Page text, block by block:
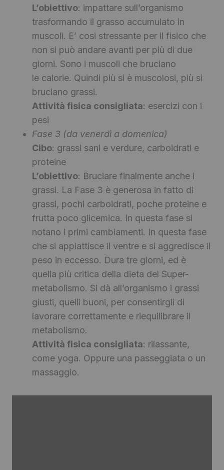
L’obiettivo: impattare sull’organismo
trasformando il grasso accumulato in
muscoli. E’ cosi stressante per il fisico che
non si può andare avanti per più di due
giorni. Sono i muscoli che bruciano
le calorie. Quindi più si è muscolosi, più si
bruciano grassi.
Attività fisica consigliata: esercizi con i
pesi
Fase 3 (da venerdì a domenica)
Cibo: grassi sani e verdure, carboidrati e
proteine
L’obiettivo: Bruciare finalmente anche i
grassi. La Fase 3 è generosa in fatto di
grassi, pochi carboidrati, poche proteine e
frutta poco glicemica. In questa fase si
notano i primi cambiamenti. In questa fase
che si appiattisce il ventre e si aggredisce il
peso in eccesso. Dura tre giorni, ed è
quella più critica della dieta del Super-
metabolismo. Si dà all’organismo i grassi
giusti, quelli buoni, per consentirgli di
lavorare correttamente e riequilibrare il
metabolismo.
Attività fisica consigliata: rilassante,
come yoga. Oppure una passeggiata o un
massaggio.